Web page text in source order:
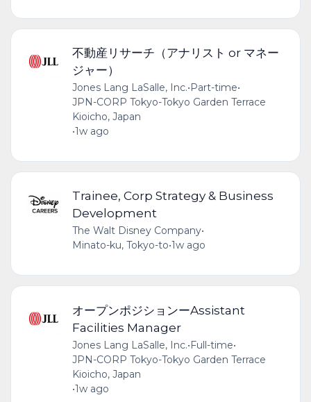
不動産リサーチ（アナリスト or マネー
ジャー）
Jones Lang LaSalle, Inc.•Part-time•
JPN-CORP Tokyo-Tokyo Garden Terrace
Kioicho, Japan
•1w ago
Trainee, Corp Strategy & Business
Development
The Walt Disney Company•
Minato-ku, Tokyo-to•1w ago
オープンポジションーAssistant
Facilities Manager
Jones Lang LaSalle, Inc.•Full-time•
JPN-CORP Tokyo-Tokyo Garden Terrace
Kioicho, Japan
•1w ago